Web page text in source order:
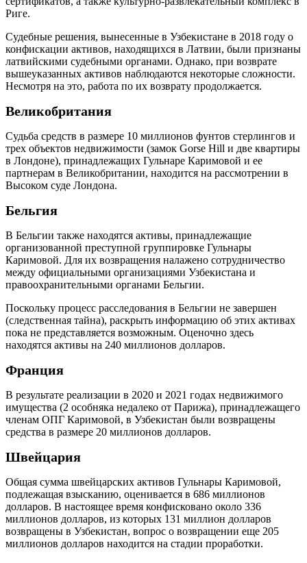
Риге.
Судебные решения, вынесенные в Узбекистане в 2018 году о
конфискации активов, находящихся в Латвии, были признаны
латвийскими судебными органами. Однако, при возврате
вышеуказанных активов наблюдаются некоторые сложности.
Несмотря на это, работа по их возврату продолжается.
Великобритания
Судьба средств в размере 10 миллионов фунтов стерлингов и
трех объектов недвижимости (замок Gorse Hill и две квартиры
в Лондоне), принадлежащих Гульнаре Каримовой и ее
партнерам в Великобритании, находится на рассмотрении в
Высоком суде Лондона.
Бельгия
В Бельгии также находятся активы, принадлежащие
организованной преступной группировке Гульнары
Каримовой. Для их возвращения налажено сотрудничество
между официальными организациями Узбекистана и
правоохранительными органами Бельгии.
Поскольку процесс расследования в Бельгии не завершен
(следственная тайна), раскрыть информацию об этих активах
пока не представляется возможным. Оценочно здесь
находятся активы на 240 миллионов долларов.
Франция
В результате реализации в 2020 и 2021 годах недвижимого
имущества (2 особняка недалеко от Парижа), принадлежащего
членам ОПГ Каримовой, в Узбекистан были возвращены
средства в размере 20 миллионов долларов.
Швейцария
Общая сумма швейцарских активов Гульнары Каримовой,
подлежащая взысканию, оценивается в 686 миллионов
долларов. В настоящее время конфисковано около 336
миллионов долларов, из которых 131 миллион долларов
возвращены в Узбекистан, вопрос о возвращении еще 205
миллионов долларов находится на стадии проработки.